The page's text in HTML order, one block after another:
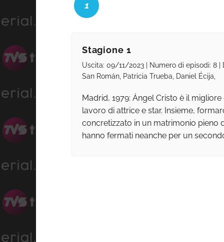
1
Stagione 1
Uscita: 09/11/2023 | Numero di episodi: 8 |
San Román, Patricia Trueba, Daniel Écija,
Madrid, 1979: Ángel Cristo è il
lavoro di attrice e star. Insieme,
concretizzato in un matrimonio pieno
hanno fermati neanche per un